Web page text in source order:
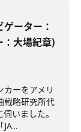
ゲーター：
：大場紀章)
ーをアメリ
戦略研究所代
いました。